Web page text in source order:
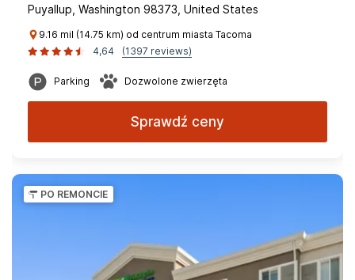
Puyallup, Washington 98373, United States
9.16 mil (14.75 km) od centrum miasta Tacoma
4,64
(1397 reviews)
Parking Dozwolone zwierzęta
Sprawdź ceny
PO REMONCIE